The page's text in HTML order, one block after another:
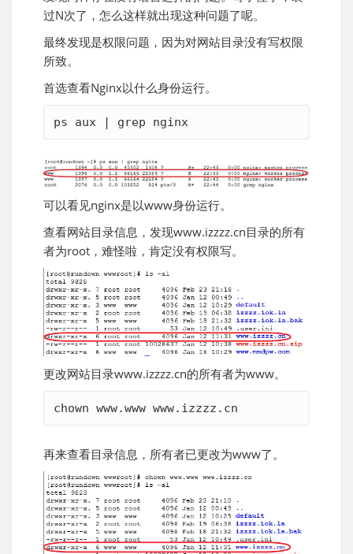
过N次了，怎么这样就出现这种问题了呢。
最终发现是权限问题，因为对网站目录没有写权限
所致。
首选查看Nginx以什么身份运行。
ps aux | grep nginx
可以看见nginx是以www身份运行。
查看网站目录信息，发现www.izzzz.cn目录的所有
者为root，难怪啦，肯定没有权限写。
更改网站目录www.izzzz.cn的所有者为www。
chown www.www www.izzzz.cn
再来查看目录信息，所有者已更改为www了。